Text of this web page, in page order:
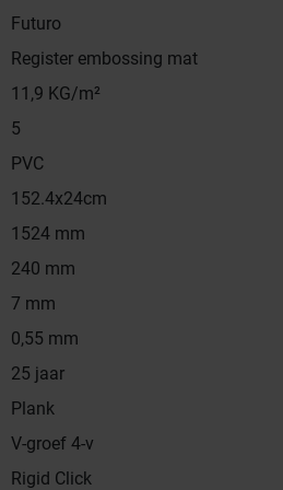
Futuro
Register embossing mat
11,9 KG/m²
5
PVC
152.4x24cm
1524 mm
240 mm
7 mm
0,55 mm
25 jaar
Plank
V-groef 4-v
Rigid Click